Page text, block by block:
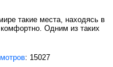
такие места, находясь в
Одним из таких
: 15027